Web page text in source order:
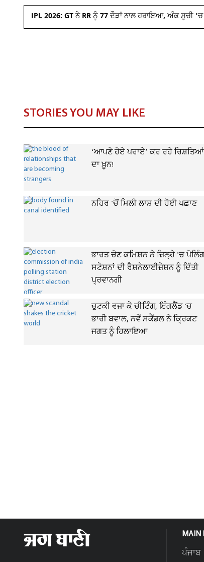
IPL 2026: GT ਨੇ RR ਨੂੰ 77 ਦੌੜਾਂ ਨਾਲ ਹਰਾਇਆ, ਅੰਕ
STORIES YOU MAY LIKE
‘ਆਪਣੇ ਹੋਏ ਪਰਾਏ’ ਕਰ ਰਹੇ ਰਿਸ਼ਤਿਆਂ
ਦਾ ਖ਼ੂਨ!
ਨਹਿਰ 'ਚੋਂ ਮਿਲੀ ਲਾਸ਼ ਦੀ ਹੋਈ ਪਛਾਣ
ਭਾਰਤ ਚੋਣ ਕਮਿਸ਼ਨ ਨੇ ਜ਼ਿਲ੍ਹੇ 'ਚ
ਸਟੇਸ਼ਨਾਂ ਦੀ ਰੈਸ਼ਨੇਲਾਈਜ਼ੇਸ਼ਨ ਨੂੰ ਦਿੱਤੀ
ਪ੍ਰਵਾਨਗੀ
ਚੁਟਕੀ ਵਜਾ ਕੇ ਚੀਟਿੰਗ, ਇੰਗਲੈਂਡ 'ਚ
ਭਾਰੀ ਬਵਾਲ, ਨਵੇਂ ਸਕੈਂਡਲ ਨੇ ਕ੍ਰਿਕਟ
ਜਗਤ ਨੂੰ ਹਿਲਾਇਆ
MAIN
ਪੰਜਾਬ